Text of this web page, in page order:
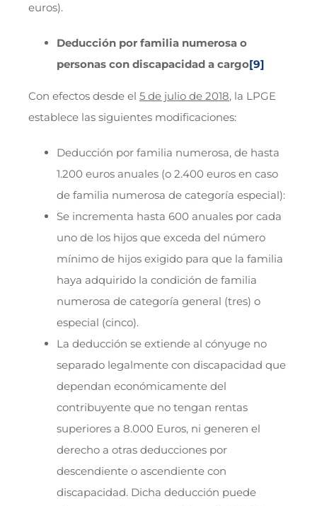
euros).
Deducción por familia numerosa o
personas con discapacidad a cargo[9]
Con efectos desde el 5 de julio de 2018, la LPGE
establece las siguientes modificaciones:
Deducción por familia numerosa, de hasta
1.200 euros anuales (o 2.400 euros en caso
de familia numerosa de categoría especial):
Se incrementa hasta 600 anuales por cada
uno de los hijos que exceda del número
mínimo de hijos exigido para que la familia
haya adquirido la condición de familia
numerosa de categoría general (tres) o
especial (cinco).
La deducción se extiende al cónyuge no
separado legalmente con discapacidad que
dependan económicamente del
contribuyente que no tengan rentas
superiores a 8.000 Euros, ni generen el
derecho a otras deducciones por
descendiente o ascendiente con
discapacidad. Dicha deducción puede